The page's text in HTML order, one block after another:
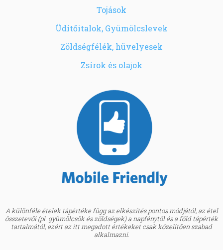
Tojások
Üdítőitalok, Gyümölcslevek
Zöldségfélék, hüvelyesek
Zsírok és olajok
A különféle ételek tápértéke függ az elkészítés pontos módjától, az étel
összetevői (pl. gyümölcsök és zöldségek) a napfénytől és a föld tápérték
tartalmától, ezért az itt megadott értékeket csak közelítően szabad
alkalmazni.